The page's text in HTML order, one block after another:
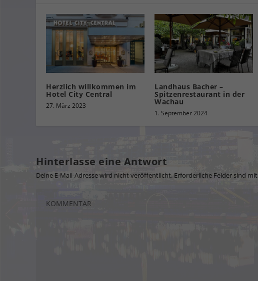
Herzlich willkommen im
Hotel City Central
27. März 2023
Landhaus Bacher –
Spitzenrestaurant in der
Wachau
1. September 2024
Hinterlasse eine Antwort
Deine E-Mail-Adresse wird nicht veröffentlicht. Erforderliche Felder sind mit